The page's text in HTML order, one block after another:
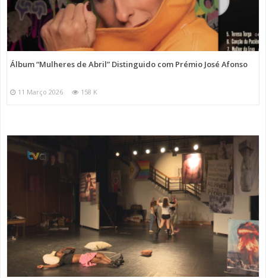
Álbum “Mulheres de Abril” Distinguido com Prémio José Afonso
11 Março 2026 158 K